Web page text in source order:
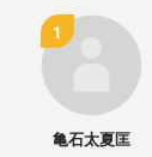
亀石太夏匡